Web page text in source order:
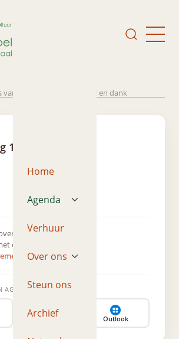
Home
Agenda
Verhuur
Over ons
Steun ons
Archief
van Assisi; Heilige tegen wil en dank
10 maart 2024
dit evenement?
ons op via
AGENDA
Apple Outlook